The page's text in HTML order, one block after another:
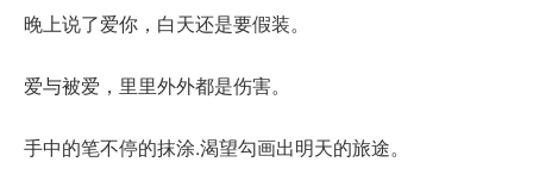
晚上说了爱你，白天还是要假装。
爱与被爱，里里外外都是伤害。
手中的笔不停的抹涂.渴望勾画出明天的旅途。